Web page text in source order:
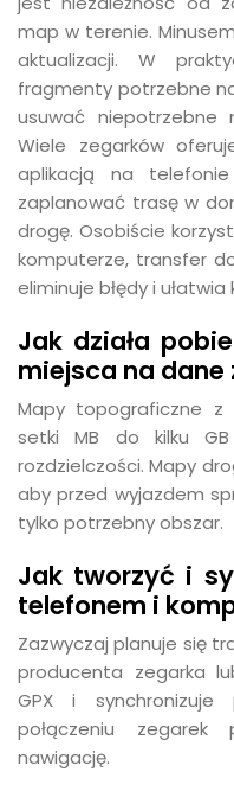
map w terenie.
aktualizacji. W
fragmenty potrzebne
usuwać niepotrzebne
Wiele zegarków
aplikacją na
zaplanować trasę w
drogę. Osobiście
komputerze, transfer
eliminuje błędy i ułatwia
Jak działa
miejsca na dane
Mapy topograficzne
setki MB do kilku
rozdzielczości. Mapy
aby przed wyjazdem
tylko potrzebny obszar.
Jak tworzyć i
telefonem i
Zazwyczaj planuje się
producenta zegarka
GPX i synchronizuje
połączeniu
nawigację.